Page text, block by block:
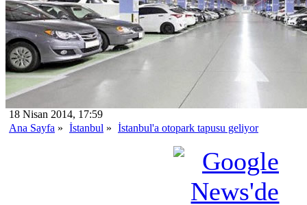
18 Nisan 2014, 17:59
Ana Sayfa » İstanbul » İstanbul'a otopark tapusu geliyor